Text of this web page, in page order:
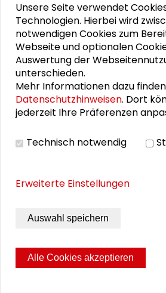
Selbstvermessung zwischen
und neuen Barrieren“im
Personen im
Christof Dame
Stefan Selke
Unsere Seite verwendet
Technologien. Hierbei wird
notwendigen Cookies zum
Webseite und optionalen
Auswertung der
unterschieden.
Mehr Informationen dazu
Datenschutzhinweisen. Dort
jederzeit Ihre Präferenzen
Technisch notwendig
Erweiterte Einstellungen
Auswahl speichern
Alle Cookies akzeptieren